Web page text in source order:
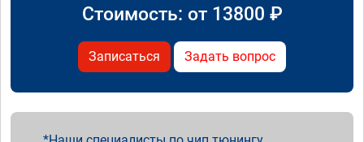
Стоимость: от 13800 ₽
Записаться Задать вопрос